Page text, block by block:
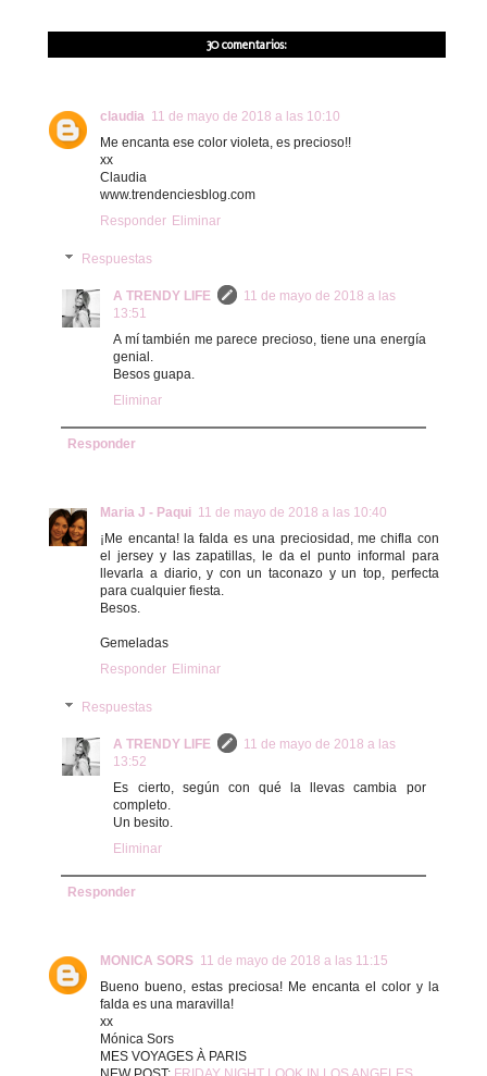
30 comentarios:
claudia 11 de mayo de 2018 a las 10:10
Me encanta ese color violeta, es precioso!!
xx
Claudia
www.trendenciesblog.com
Responder Eliminar
Respuestas
A TRENDY LIFE
11 de mayo de 2018 a las
13:51
A mí también me parece precioso, tiene una energía
genial.
Besos guapa.
Eliminar
Responder
Maria J - Paqui 11 de mayo de 2018 a las 10:40
¡Me encanta! la falda es una preciosidad, me chifla con
el jersey y las zapatillas, le da el punto informal para
llevarla a diario, y con un taconazo y un top, perfecta
para cualquier fiesta.
Besos.
Gemeladas
Responder Eliminar
Respuestas
A TRENDY LIFE
11 de mayo de 2018 a las
13:52
Es cierto, según con qué la llevas cambia por
completo.
Un besito.
Eliminar
Responder
MONICA SORS 11 de mayo de 2018 a las 11:15
Bueno bueno, estas preciosa! Me encanta el color y la
falda es una maravilla!
xx
Mónica Sors
MES VOYAGES À PARIS